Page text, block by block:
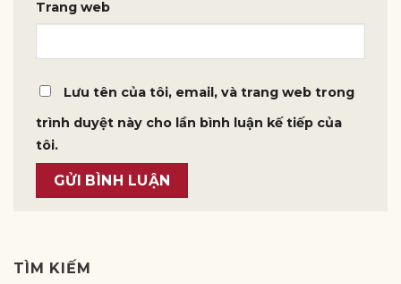
Trang web
Lưu tên của tôi, email, và trang web trong
trình duyệt này cho lần bình luận kế tiếp của
tôi.
TÌM KIẾM